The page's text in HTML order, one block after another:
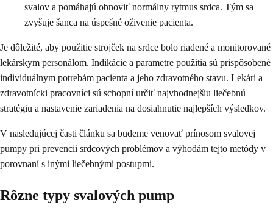
svalov a pomáhajú obnoviť normálny rytmus srdca. Tým sa
zvyšuje šanca na úspešné oživenie pacienta.
Je dôležité, aby použitie strojček na srdce bolo riadené a monitorované
lekárskym personálom. Indikácie a parametre použitia sú prispôsobené
individuálnym potrebám pacienta a jeho zdravotného stavu. Lekári a
zdravotnícki pracovníci sú schopní určiť najvhodnejšiu liečebnú
stratégiu a nastavenie zariadenia na dosiahnutie najlepších výsledkov.
V nasledujúcej časti článku sa budeme venovať prínosom svalovej
pumpy pri prevencii srdcových problémov a výhodám tejto metódy v
porovnaní s inými liečebnými postupmi.
Rôzne typy svalových pump